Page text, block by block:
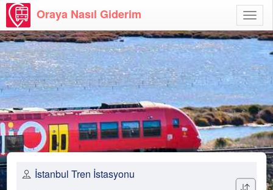
Aç
Oraya Nasıl Giderim